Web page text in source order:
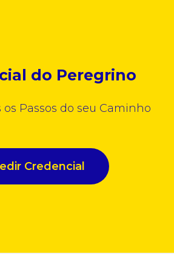
do Peregrino
os Passos do seu Caminho
Credencial